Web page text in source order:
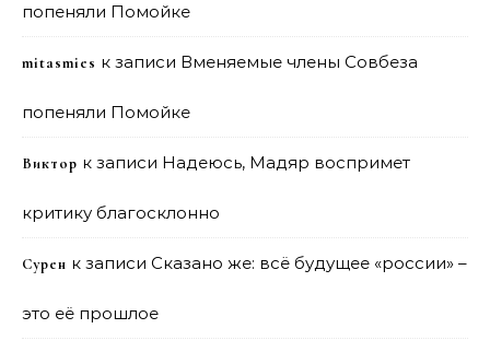
попеняли Помойке
mitasmies к записи Вменяемые члены Совбеза
попеняли Помойке
Виктор к записи Надеюсь, Мадяр воспримет
критику благосклонно
Сурен к записи Сказано же: всё будущее «россии» –
это её прошлое